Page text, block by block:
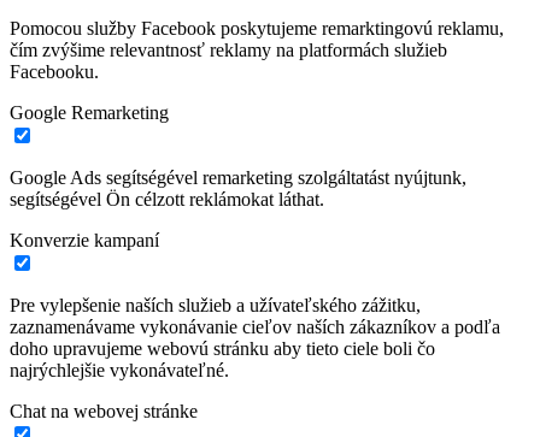
Pomocou služby Facebook poskytujeme remarktingovú reklamu,
čím zvýšime relevantnosť reklamy na platformách služieb
Facebooku.
Google Remarketing
Google Ads segítségével remarketing szolgáltatást nyújtunk,
segítségével Ön célzott reklámokat láthat.
Konverzie kampaní
Pre vylepšenie naších služieb a užívateľského zážitku,
zaznamenávame vykonávanie cieľov naších zákazníkov a podľa
doho upravujeme webovú stránku aby tieto ciele boli čo
najrýchlejšie vykonávateľné.
Chat na webovej stránke